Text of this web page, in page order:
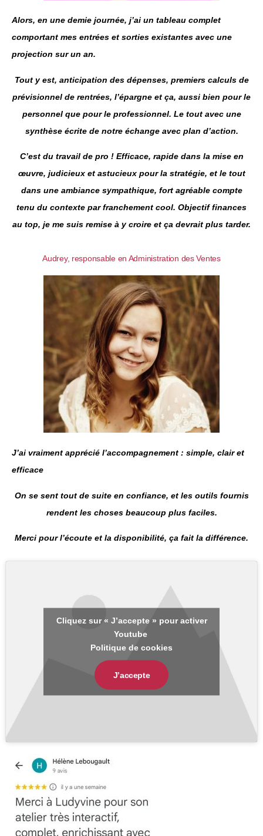
Alors, en une demie journée, j’ai un tableau complet
comportant mes entrées et sorties existantes avec une
projection sur un an.
Tout y est, anticipation des dépenses, premiers calculs de
prévisionnel de rentrées, l’épargne et ça, aussi bien pour le
personnel que pour le professionnel. Le tout avec une
synthèse écrite de notre échange avec plan d’action.
C’est du travail de pro ! Efficace, rapide dans la mise en
œuvre, judicieux et astucieux pour la stratégie, et le tout
dans une ambiance sympathique, fort agréable compte
tenu du contexte par franchement cool. Objectif finances
au top, je me suis remise à y croire et ça devrait plus tarder.
Audrey, responsable en Administration des Ventes
J’ai vraiment apprécié l’accompagnement : simple, clair et
efficace
On se sent tout de suite en confiance, et les outils fournis
rendent les choses beaucoup plus faciles.
Merci pour l’écoute et la disponibilité, ça fait la différence.
Cliquez sur « J’accepte » pour activer
Youtube
Politique de cookies
J’accepte